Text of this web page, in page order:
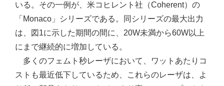
いる。その一例が、米コヒレント社（Coherent）の
「Monaco」シリーズである。同シリーズの最大出力
は、図1に示した期間の間に、20W未満から60W以上
にまで継続的に増加している。
多くのフェムト秒レーザにおいて、ワットあたりコ
ストも最近低下しているため、これらのレーザは、よ